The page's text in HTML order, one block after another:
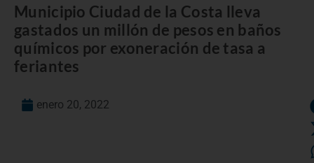
Municipio Ciudad de la Costa lleva
gastados un millón de pesos en baños
químicos por exoneración de tasa a
feriantes
enero 20, 2022